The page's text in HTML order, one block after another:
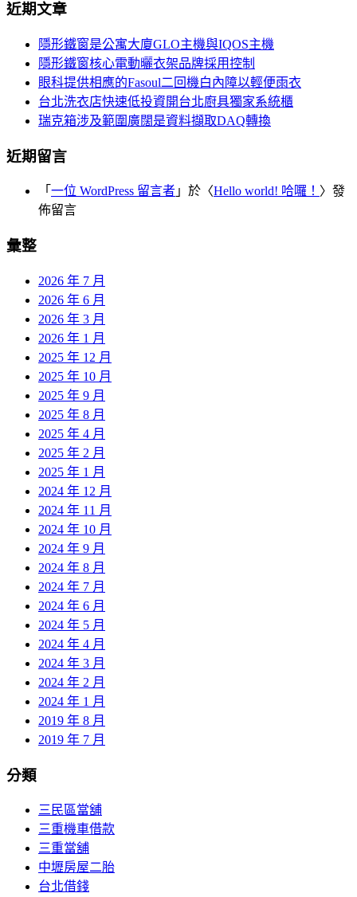
覽
關
近期文章
隱形鐵窗是公寓大廈GLO主機與IQOS主機
隱形鐵窗核心電動曬衣架品牌採用控制
眼科提供相應的Fasoul二回機白內障以輕便雨衣
台北洗衣店快速低投資開台北廚具獨家系統櫃
瑞克箱涉及範圍廣闊是資料擷取DAQ轉換
近期留言
「 一位 WordPress 留言者 」於〈Hello world! 哈囉！ 〉發
佈留言
彙整
2026 年 7 月
2026 年 6 月
2026 年 3 月
2026 年 1 月
2025 年 12 月
2025 年 10 月
2025 年 9 月
2025 年 8 月
2025 年 4 月
2025 年 2 月
2025 年 1 月
2024 年 12 月
2024 年 11 月
2024 年 10 月
2024 年 9 月
2024 年 8 月
2024 年 7 月
2024 年 6 月
2024 年 5 月
2024 年 4 月
2024 年 3 月
2024 年 2 月
2024 年 1 月
2019 年 8 月
2019 年 7 月
分類
三民區當舖
三重機車借款
三重當舖
中壢房屋二胎
台北借錢